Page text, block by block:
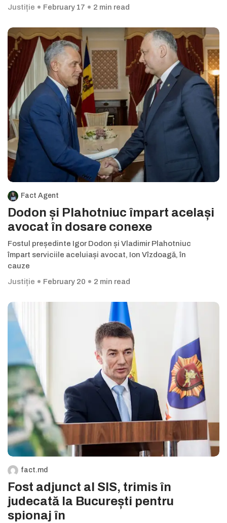
Justiție
February 17 2 min read
Fact Agent
Dodon și Plahotniuc împart același
avocat în dosare conexe
Fostul președinte Igor Dodon și Vladimir Plahotniuc
împart serviciile aceluiași avocat, Ion Vîzdoagă, în
cauze
Justiție
February 20 2 min read
fact.md
Fost adjunct al SIS, trimis în
judecată la București pentru
spionaj în